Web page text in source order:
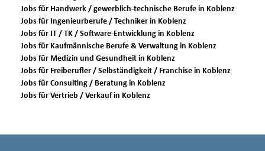
Jobs für Handwerk / gewerblich-technische Berufe in Koblenz
Jobs für Ingenieurberufe / Techniker in Koblenz
Jobs für IT / TK / Software-Entwicklung in Koblenz
Jobs für Kaufmännische Berufe & Verwaltung in Koblenz
Jobs für Medizin und Gesundheit in Koblenz
Jobs für Freiberufler / Selbständigkeit / Franchise in Koblenz
Jobs für Consulting / Beratung in Koblenz
Jobs für Vertrieb / Verkauf in Koblenz